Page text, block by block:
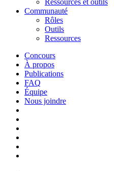
Ressources et outils
Communauté
Rôles
Outils
Ressources
Concours
À propos
Publications
FAQ
Équipe
Nous joindre